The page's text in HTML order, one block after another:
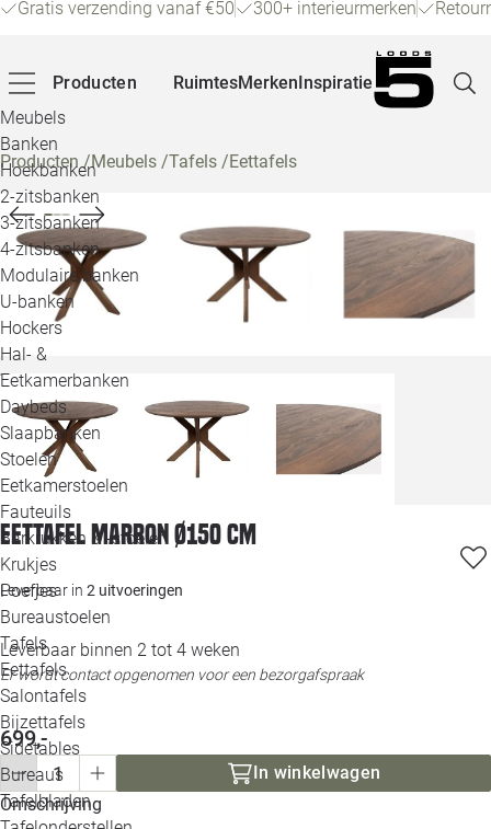
Gratis verzending vanaf €50 300+ interieurmerken
Producten
Meubels
Banken
Hoekbanken
2-zitsbanken
3-zitsbanken
4-zitsbanken
Modulaire banken
U-banken
Hockers
Hal- &
Eetkamerbanken
Daybeds
Slaapbanken
Stoelen
Eetkamerstoelen
Fauteuils
Barkrukken & -stoelen
Krukjes
Poefjes
Bureaustoelen
Tafels
Eettafels
Salontafels
Bijzettafels
Sidetables
Bureaus
Tafelbladen
RuimtesMerkenInspiratie
Producten/Meubels /Tafels /Eettafels
Eettafel Marron Ø150 cm
Leverbaar in 2 uitvoeringen
Leverbaar binnen 2 tot 4 weken
Er wordt contact opgenomen voor een bezorgafspraak
699,-
In winkelwagen
Omschrijving